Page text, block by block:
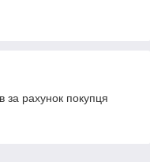
за рахунок покупця